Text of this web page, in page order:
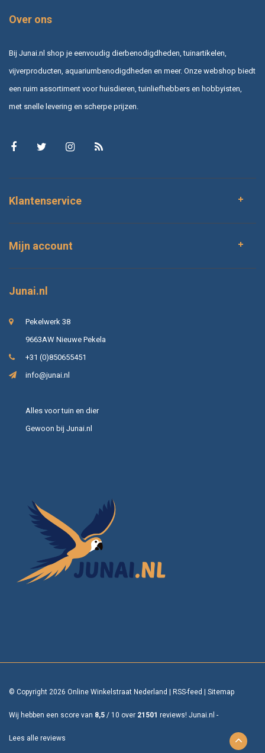
Over ons
Bij Junai.nl shop je eenvoudig dierbenodigdheden, tuinartikelen,
vijverproducten, aquariumbenodigdheden en meer. Onze webshop biedt
een ruim assortiment voor huisdieren, tuinliefhebbers en hobbyisten,
met snelle levering en scherpe prijzen.
Klantenservice
Mijn account
Junai.nl
Pekelwerk 38
9663AW Nieuwe Pekela
+31 (0)850655451
info@junai.nl
Alles voor tuin en dier
Gewoon bij Junai.nl
© Copyright 2026 Online Winkelstraat Nederland RSS-feed Sitemap
Wij hebben een score van 8,5 / 10 over 21501 reviews! Junai.nl -
Lees alle reviews